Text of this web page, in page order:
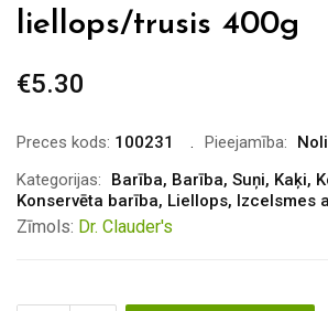
liellops/trusis 400g
€5.30
Preces kods: 100231 Pieejamība:
Kategorijas:
Barība, Barība, Suņi, Kaķi,
Konservēta barība, Liellops, Izcelsmes
Zīmols: Dr. Clauder's